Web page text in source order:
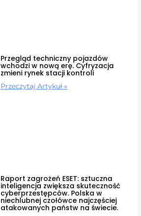
Przegląd techniczny pojazdów
wchodzi w nową erę. Cyfryzacja
zmieni rynek stacji kontroli
Przeczytaj Artykuł »
Raport zagrożeń ESET: sztuczna
inteligencja zwiększa skuteczność
cyberprzestępców. Polska w
niechlubnej czołówce najczęściej
atakowanych państw na świecie.